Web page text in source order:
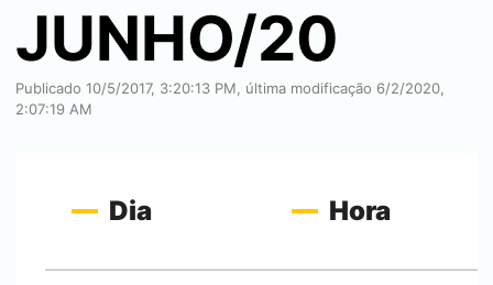
JUNHO/20
Publicado 10/5/2017, 3:20:13 PM, última modificação 6/2/2020,
2:07:19 AM
Dia Hora